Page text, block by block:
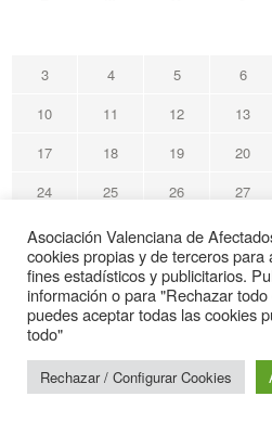
3
4 5 6
10
11 12 13
17
18 19 20
24
25 26 27
31
« May
Avafi Asociación Valenciana de
Web de interés sanitario
Asociación Valenciana de
cookies propias y de terceros
fines estadísticos y publicitarios.
información o para "Rechazar
puedes aceptar todas las cookies
todo"
Rechazar / Configurar Cookies